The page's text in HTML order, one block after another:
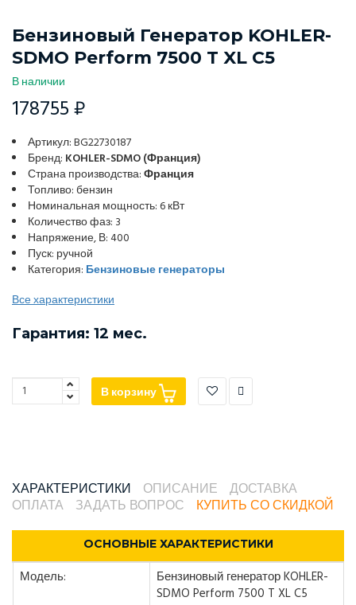
Бензиновый Генератор KOHLER-
SDMO Perform 7500 T XL C5
В наличии
178755 ₽
Артикул: BG22730187
Бренд: KOHLER-SDMO (Франция)
Страна производства:Франция
Топливо: бензин
Номинальная мощность: 6 кВт
Количество фаз: 3
Напряжение, В: 400
Пуск: ручной
Категория: Бензиновые генераторы
Все характеристики
Гарантия: 12 мес.
В корзину
ХАРАКТЕРИСТИКИ ОПИСАНИЕ
ДОСТАВКА
ОПЛАТА
ЗАДАТЬ ВОПРОС КУПИТЬ СО СКИДКОЙ
ОСНОВНЫЕ ХАРАКТЕРИСТИКИ
Модель:
Бензиновый генератор KOHLER-
SDMO Perform 7500 T XL C5